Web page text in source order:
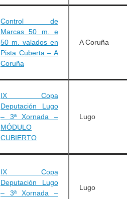
Control de
Marcas 50 m. e
50 m. valados en
Pista Cuberta – A
Coruña
A Coruña
IX Copa
Deputación Lugo
– 3ª Xornada –
MÓDULO
CUBIERTO
Lugo
IX Copa
Deputación Lugo
– 3ª Xornada –
Lugo